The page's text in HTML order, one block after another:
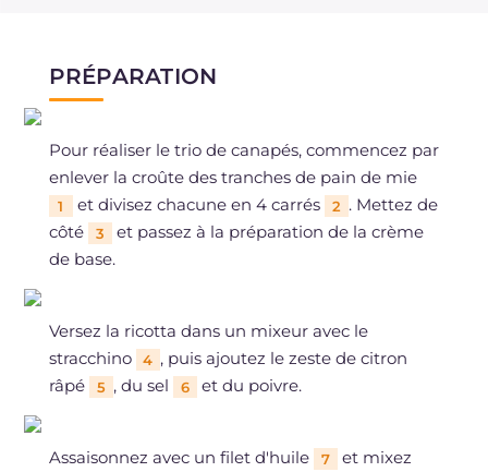
PRÉPARATION
Pour réaliser le trio de canapés, commencez par
enlever la croûte des tranches de pain de mie
1 et divisez chacune en 4 carrés 2 . Mettez de
côté
3
et passez à la préparation de la crème
de base.
Versez la ricotta dans un mixeur avec le
stracchino
4 , puis ajoutez le zeste de citron
râpé
5 , du sel 6 et du poivre.
Assaisonnez avec un filet d'huile 7
et mixez